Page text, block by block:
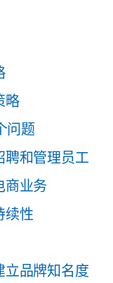
略
问题
聘和管理员工
商业务
续性
立品牌知名度